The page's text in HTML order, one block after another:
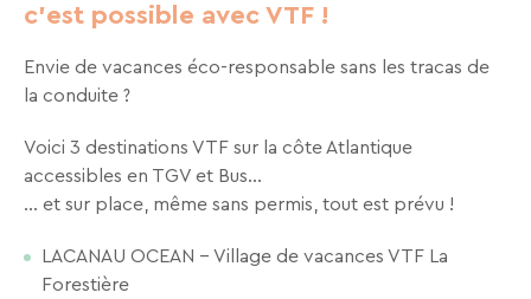
c'est possible avec VTF !
Envie de vacances éco-responsable sans les tracas de
la conduite ?
Voici 3 destinations VTF sur la côte Atlantique
accessibles en TGV et Bus...
... et sur place, même sans permis, tout est prévu !
LACANAU OCEAN – Village de vacances VTF La
Forestière
plans
vos
vacances
!
Il
suffit
d’un
clic